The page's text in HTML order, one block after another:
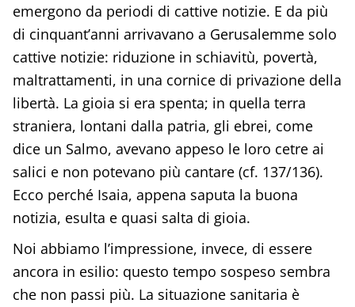
emergono da periodi di cattive notizie. E da più
di cinquant’anni arrivavano a Gerusalemme solo
cattive notizie: riduzione in schiavitù, povertà,
maltrattamenti, in una cornice di privazione della
libertà. La gioia si era spenta; in quella terra
straniera, lontani dalla patria, gli ebrei, come
dice un Salmo, avevano appeso le loro cetre ai
salici e non potevano più cantare (cf. 137/136).
Ecco perché Isaia, appena saputa la buona
notizia, esulta e quasi salta di gioia.
Noi abbiamo l’impressione, invece, di essere
ancora in esilio: questo tempo sospeso sembra
che non passi più. La situazione sanitaria è